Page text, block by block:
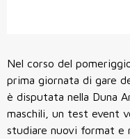
Nel corso del
prima giornata di gare
è disputata nella Duna
maschili, un test event
studiare nuovi format e